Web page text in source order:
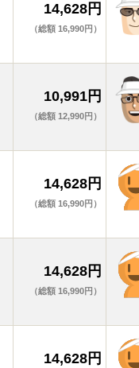
14,628円
（総額 16,990円）
10,991円
（総額 12,990円）
14,628円
（総額 16,990円）
14,628円
（総額 16,990円）
14,628円